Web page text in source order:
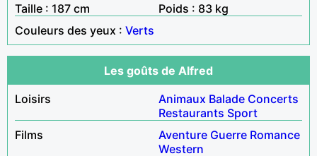
Taille : 187 cm
Poids : 83 kg
Couleurs des yeux : Verts
Les goûts de Alfred
Loisirs
Animaux Balade Concerts
Restaurants Sport
Films
Aventure Guerre Romance
Western